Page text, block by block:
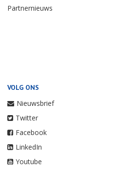
Partnernieuws
VOLG ONS
Nieuwsbrief
Twitter
Facebook
LinkedIn
Youtube